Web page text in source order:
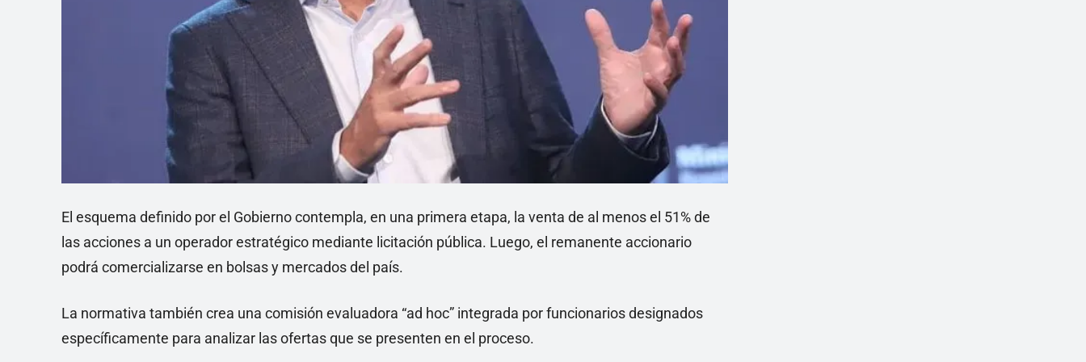
El esquema definido por el Gobierno contempla, en una primera etapa, la venta de al menos el 51% de
las acciones a un operador estratégico mediante licitación pública. Luego, el remanente accionario
podrá comercializarse en bolsas y mercados del país.
La normativa también crea una comisión evaluadora “ad hoc” integrada por funcionarios designados
específicamente para analizar las ofertas que se presenten en el proceso.